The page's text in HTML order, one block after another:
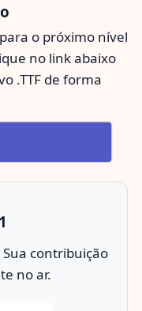
o próximo nível
no link abaixo
.TTF de forma
contribuição
no ar.